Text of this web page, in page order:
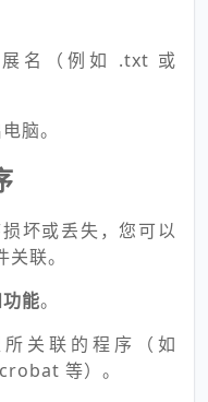
名（例如 .txt 或
脑。
坏或丢失，您可以
联。
能。
关联的程序（如
等）。